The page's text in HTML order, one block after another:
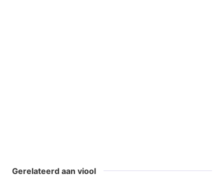
Gerelateerd aan viool